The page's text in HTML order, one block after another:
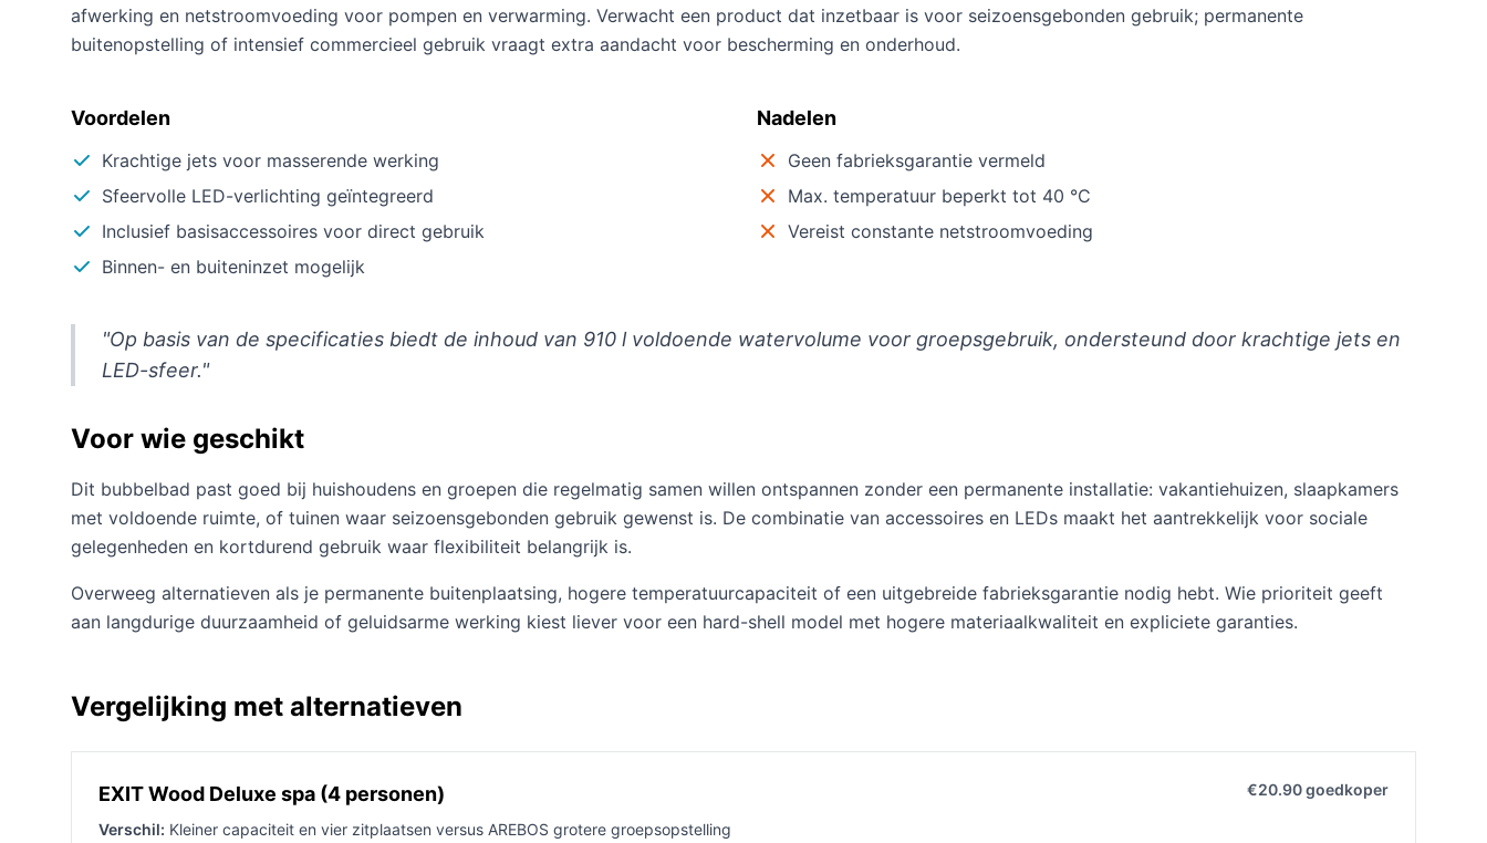
afwerking en netstroomvoeding voor pompen en verwarming. Verwacht een product dat inzetbaar is voor seizoensgebonden gebruik; permanente
buitenopstelling of intensief commercieel gebruik vraagt extra aandacht voor bescherming en onderhoud.
Voordelen
Krachtige jets voor masserende werking
Sfeervolle LED-verlichting geïntegreerd
Inclusief basisaccessoires voor direct gebruik
Binnen- en buiteninzet mogelijk
Nadelen
Geen fabrieksgarantie vermeld
Max. temperatuur beperkt tot 40 °C
Vereist constante netstroomvoeding
"Op basis van de specificaties biedt de inhoud van 910 l voldoende watervolume voor groepsgebruik, ondersteund door krachtige jets en
LED-sfeer."
Voor wie geschikt
Dit bubbelbad past goed bij huishoudens en groepen die regelmatig samen willen ontspannen zonder een permanente installatie: vakantiehuizen, slaapkamers
met voldoende ruimte, of tuinen waar seizoensgebonden gebruik gewenst is. De combinatie van accessoires en LEDs maakt het aantrekkelijk voor sociale
gelegenheden en kortdurend gebruik waar flexibiliteit belangrijk is.
Overweeg alternatieven als je permanente buitenplaatsing, hogere temperatuurcapaciteit of een uitgebreide fabrieksgarantie nodig hebt. Wie prioriteit geeft
aan langdurige duurzaamheid of geluidsarme werking kiest liever voor een hard-shell model met hogere materiaalkwaliteit en expliciete garanties.
Vergelijking met alternatieven
EXIT Wood Deluxe spa (4 personen) €20.90 goedkoper
Verschil: Kleiner capaciteit en vier zitplaatsen versus AREBOS grotere groepsopstelling